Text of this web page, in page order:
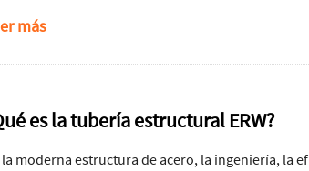
más
es la tubería estructural ERW?
la moderna estructura de acero, la ingeniería, la